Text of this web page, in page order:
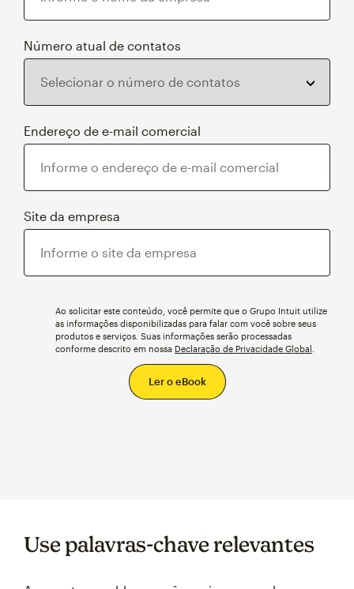
Número atual de contatos
Endereço de e-mail comercial
Site da empresa
Ao solicitar este conteúdo, você permite que o Grupo Intuit utilize
as informações disponibilizadas para falar com você sobre seus
produtos e serviços. Suas informações serão processadas
conforme descrito em nossa Declaração de Privacidade Global
Use palavras-chave relevantes